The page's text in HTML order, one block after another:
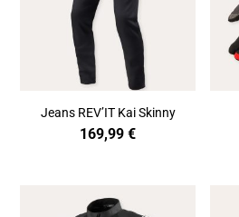
Jeans REV’IT Kai Skinny
169,99€